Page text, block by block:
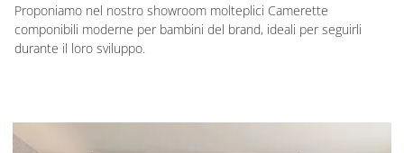
Proponiamo nel nostro showroom molteplici Camerette
componibili moderne per bambini del brand, ideali per seguirli
durante il loro sviluppo.